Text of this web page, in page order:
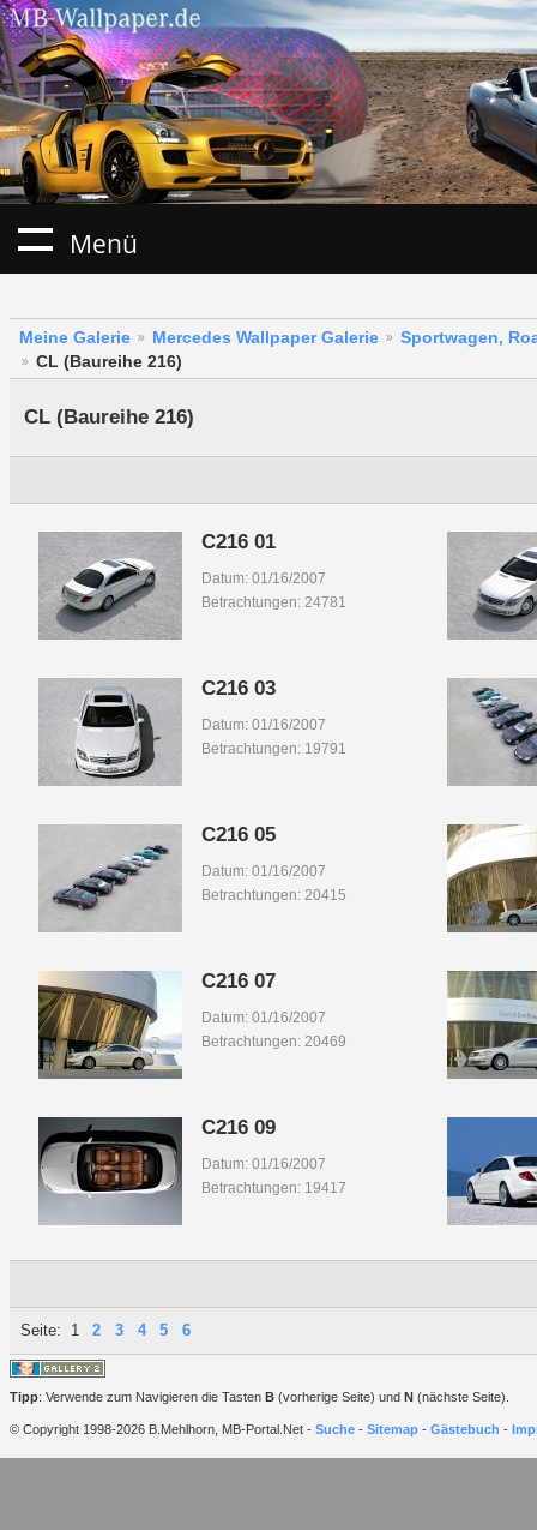
Menü
Meine Galerie Mercedes Wallpaper Galerie
Sportwagen,
CL (Baureihe 216)
CL (Baureihe 216)
C216 01
Datum: 01/16/2007
Betrachtungen: 24781
C216 03
Datum: 01/16/2007
Betrachtungen: 19791
C216 05
Datum: 01/16/2007
Betrachtungen: 20415
C216 07
Datum: 01/16/2007
Betrachtungen: 20469
C216 09
Datum: 01/16/2007
Betrachtungen: 19417
Seite: 1 2 3 4 5 6
Tipp: Verwende zum Navigieren die Tasten B (vorherige Seite) und N (nächste Seite).
© Copyright 1998-2026 B.Mehlhorn, MB-Portal.Net - Suche - Sitemap - Gästebuch -